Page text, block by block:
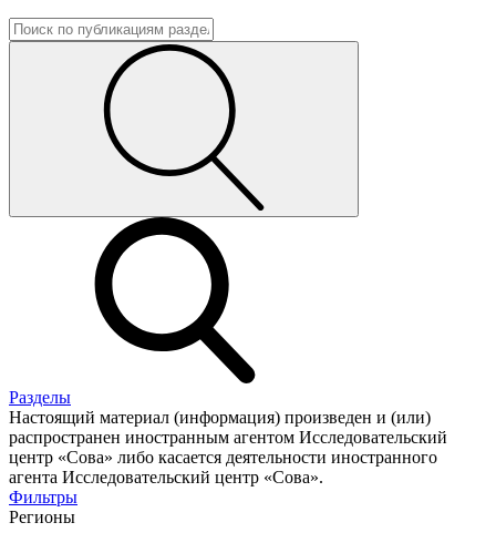
Разделы
Настоящий материал (информация) произведен и (или)
распространен иностранным агентом Исследовательский
центр «Сова» либо касается деятельности иностранного
агента Исследовательский центр «Сова».
Фильтры
Регионы